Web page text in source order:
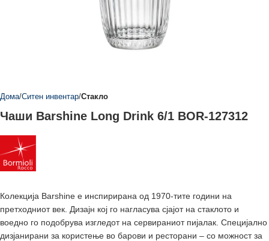
Дома Ситен инвентар Стакло
Чаши Barshine Long Drink 6/1 BOR-127312
Колекција Barshine е инспирирана од 1970-тите години на
претходниот век. Дизајн кој го нагласува сјајот на стаклото и
воедно го подобрува изгледот на сервираниот пијалак. Специјално
дизјанирани за користење во барови и ресторани – со можност за